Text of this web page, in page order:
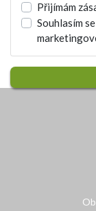
Přijímám
Souhlasím